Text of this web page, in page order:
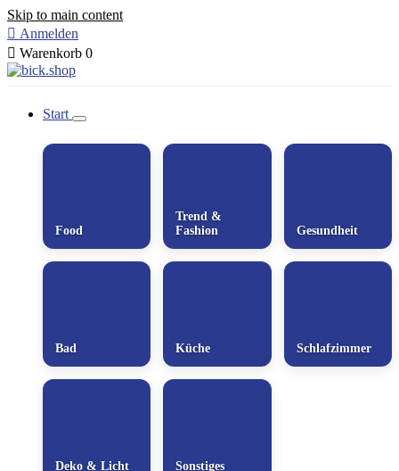
Skip to main content
 Anmelden
 Warenkorb 0
Start
Food
Trend &
Fashion
Gesundheit
Bad Küche Schlafzimmer
Deko & Licht Sonstiges